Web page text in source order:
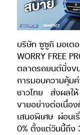
บริษัท ซูซูกิ มอเตอ
WORRY FREE
ตลาดรถยนต์นั่งข
การมอบความคุ้มค่
ชาวไทย
ส่งผลใ
ขายอย่างต่อเนื่อ
เสนอพิเศษ ผ่อนเ
0% ตั้งแต่วันนี้ถึง